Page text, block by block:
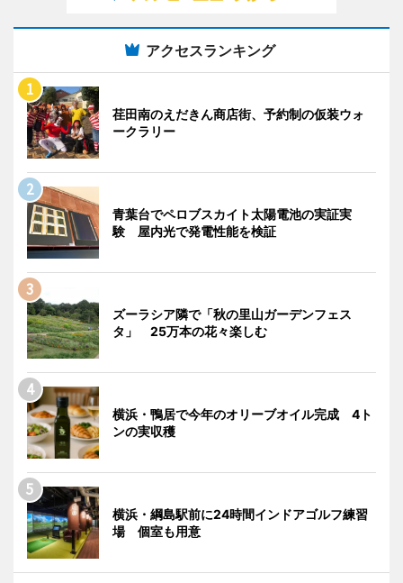
アクセスランキング
荏田南のえだきん商店街、予約制の仮装ウォ
ークラリー
青葉台でペロブスカイト太陽電池の実証実
験 屋内光で発電性能を検証
ズーラシア隣で「秋の里山ガーデンフェス
タ」 25万本の花々楽しむ
横浜・鴨居で今年のオリーブオイル完成 4ト
ンの実収穫
横浜・綱島駅前に24時間インドアゴルフ練習
場 個室も用意